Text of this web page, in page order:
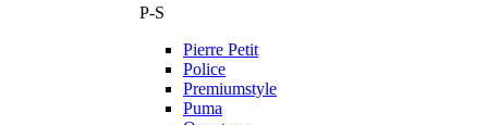
P-S
Pierre Petit
Police
Premiumstyle
Puma